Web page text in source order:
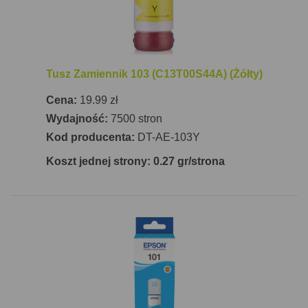
które łączy w sobie nowoczesność, oszczędność i
funkcjonalność, co czyni je doskonałym wyborem
dla każdego użytkownika.
Tusz Zamiennik 103 (C13T00S44A) (Żółty)
Cena: 19.99 zł
Wydajność: 7500 stron
Kod producenta: DT-AE-103Y
Koszt jednej strony: 0.27 gr/strona